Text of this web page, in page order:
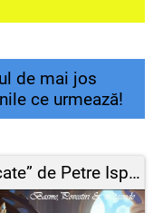
de mai jos
ce urmează!
Videoclipul ”Sarea în bucate” de Petre Ispirescu